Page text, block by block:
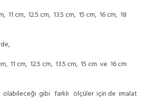
11 cm, 12.5 cm, 13.5 cm, 15 cm, 16 cm, 18
11 cm, 12.5 cm, 13.5 cm, 15 cm ve 16 cm
olabileceği gibi farklı ölçüler için de imalat